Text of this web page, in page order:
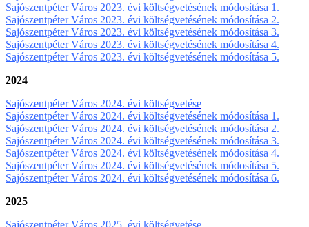
Sajószentpéter Város 2023. évi költségvetésének módosítása 1.
Sajószentpéter Város 2023. évi költségvetésének módosítása 2.
Sajószentpéter Város 2023. évi költségvetésének módosítása 3.
Sajószentpéter Város 2023. évi költségvetésének módosítása 4.
Sajószentpéter Város 2023. évi költségvetésének módosítása 5.
2024
Sajószentpéter Város 2024. évi költségvetése
Sajószentpéter Város 2024. évi költségvetésének módosítása 1.
Sajószentpéter Város 2024. évi költségvetésének módosítása 2.
Sajószentpéter Város 2024. évi költségvetésének módosítása 3.
Sajószentpéter Város 2024. évi költségvetésének módosítása 4.
Sajószentpéter Város 2024. évi költségvetésének módosítása 5.
Sajószentpéter Város 2024. évi költségvetésének módosítása 6.
2025